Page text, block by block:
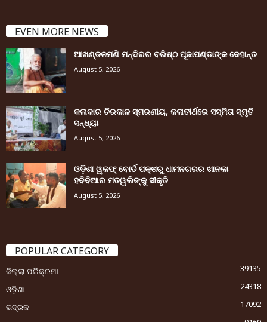
EVEN MORE NEWS
ଆଖଣ୍ଡଳମଣି ମନ୍ଦିରର ବରିଷ୍ଠ ପୂଜାପଣ୍ଡାଙ୍କ ଦେହାନ୍ତ
August 5, 2026
କଳାକାର ଚିରକାଳ ସ୍ମରଣୀୟ, କଳାତୀର୍ଥରେ ସସ୍ମିତା ସ୍ମୃତି
ସନ୍ଧ୍ୟା
August 5, 2026
ଓଡ଼ିଶା ୱକଫ୍ ବୋର୍ଡ ପକ୍ଷରୁ ଧାମନଗରର ଖାନକା
ହବିବିଆର ମତୱଲିଙ୍କୁ ସୀକୃତି
August 5, 2026
POPULAR CATEGORY
ଜିଲ୍ଲା ପରିକ୍ରମା
39135
ଓଡ଼ିଶା
24318
ଭଦ୍ରକ
17092